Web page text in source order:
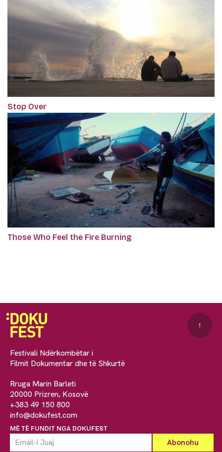
Stop Over
Those Who Feel the Fire Burning
Festivali Ndërkombëtar i
Filmit Dokumentar dhe të Shkurtë
Rruga Marin Barleti
20000 Prizren, Kosovë
+383 49 150 800
info@dokufest.com
MË TË FUNDIT NGA DOKUFEST
↑